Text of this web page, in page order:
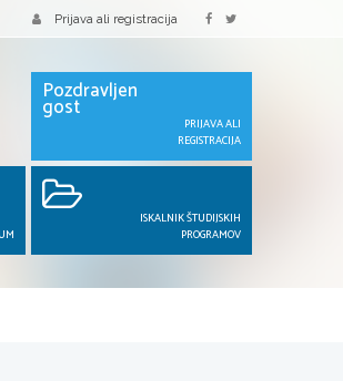
Prijava ali registracija
Pozdravljen
gost
PRIJAVA ALI
REGISTRACIJA
ISKALNIK ŠTUDIJSKIH
PROGRAMOV